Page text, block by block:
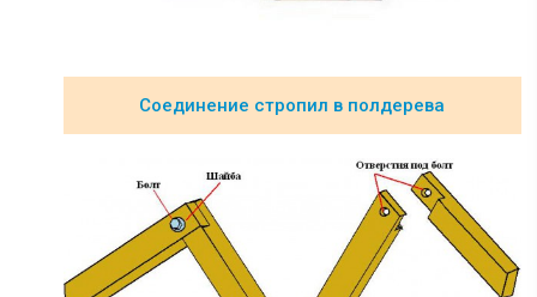
Соединение стропил в полдерева